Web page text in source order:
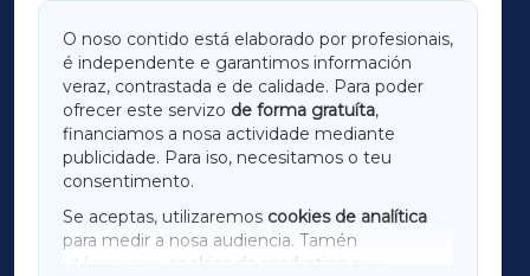
O noso contido está elaborado por profesionais,
é independente e garantimos información
veraz, contrastada e de calidade. Para poder
ofrecer este servizo de forma gratuíta,
financiamos a nosa actividade mediante
publicidade. Para iso, necesitamos o teu
consentimento.
Se aceptas, utilizaremos cookies de analítica
para medir a nosa audiencia. Tamén
utilizaremos
cookies de marketing
LUGOXA
TERRACHAXA
AMARIÑAXA